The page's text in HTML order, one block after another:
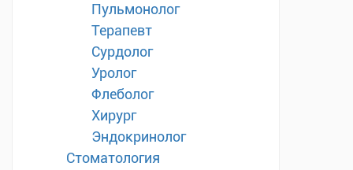
Пульмонолог
Терапевт
Сурдолог
Уролог
Флеболог
Хирург
Эндокринолог
Стоматология